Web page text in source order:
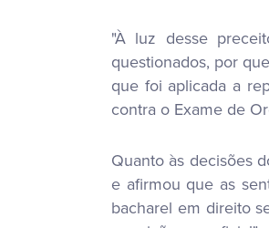
"À luz desse
questionados, por
que foi aplicada a
contra o Exame de
Quanto às decisões
e afirmou que as
bacharel em direito